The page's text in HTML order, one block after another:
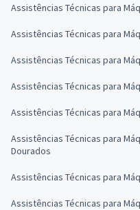
Assistências Técnicas para
Assistências Técnicas para
Assistências Técnicas para
Assistências Técnicas para
Assistências Técnicas para
Assistências Técnicas para
Dourados
Assistências Técnicas para
Assistências Técnicas para